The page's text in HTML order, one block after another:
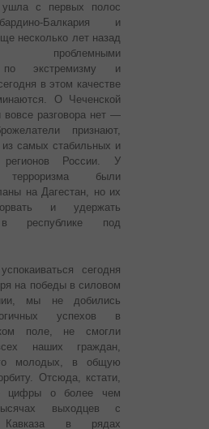
ушла с первых полос
Балкария и
несколько лет назад
проблемными
по экстремизму и
в этом качестве
О Чеченской
вовсе разговора нет —
признают,
из самых стабильных и
регионов России. У
терроризма были
на Дагестан, но их
и удержать
республике под
сегодня
на победы в силовом
мы не добились
успехов в
поле, не смогли
наших граждан,
молодых, в общую
Отсюда, кстати,
цифры о более чем
выходцев с
Кавказа в рядах